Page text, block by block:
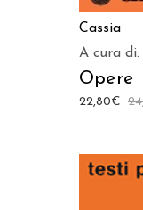
Cassia
A cura di:
Opere
22,80€